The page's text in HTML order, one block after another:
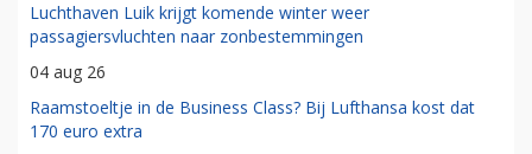
Luchthaven Luik krijgt komende winter weer
passagiersvluchten naar zonbestemmingen
04 aug 26
Raamstoeltje in de Business Class? Bij Lufthansa kost dat
170 euro extra